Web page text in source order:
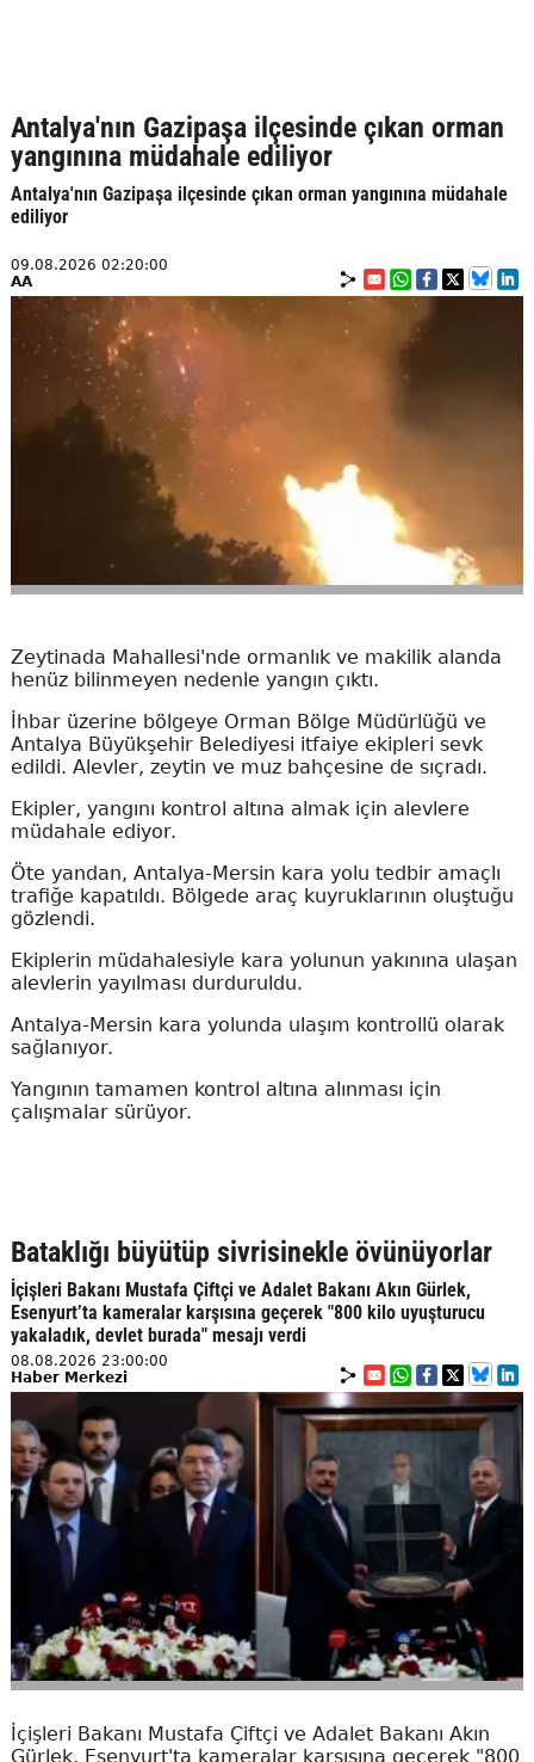
Antalya'nın Gazipaşa ilçesinde çıkan orman
yangınına müdahale ediliyor
Antalya'nın Gazipaşa ilçesinde çıkan orman yangınına müdahale
ediliyor
09.08.2026 02:20:00
AA
Zeytinada Mahallesi'nde ormanlık ve makilik alanda
henüz bilinmeyen nedenle yangın çıktı.
İhbar üzerine bölgeye Orman Bölge Müdürlüğü ve
Antalya Büyükşehir Belediyesi itfaiye ekipleri sevk
edildi. Alevler, zeytin ve muz bahçesine de sıçradı.
Ekipler, yangını kontrol altına almak için alevlere
müdahale ediyor.
Öte yandan, Antalya-Mersin kara yolu tedbir amaçlı
trafiğe kapatıldı. Bölgede araç kuyruklarının oluştuğu
gözlendi.
Ekiplerin müdahalesiyle kara yolunun yakınına ulaşan
alevlerin yayılması durduruldu.
Antalya-Mersin kara yolunda ulaşım kontrollü olarak
sağlanıyor.
Yangının tamamen kontrol altına alınması için
çalışmalar sürüyor.
Bataklığı büyütüp sivrisinekle övünüyorlar
İçişleri Bakanı Mustafa Çiftçi ve Adalet Bakanı Akın Gürlek,
Esenyurt’ta kameralar karşısına geçerek "800 kilo uyuşturucu
yakaladık, devlet burada" mesajı verdi
08.08.2026 23:00:00
Haber Merkezi
İçişleri Bakanı Mustafa Çiftçi ve Adalet Bakanı Akın
Gürlek, Esenyurt'ta kameralar karşısına geçerek "800